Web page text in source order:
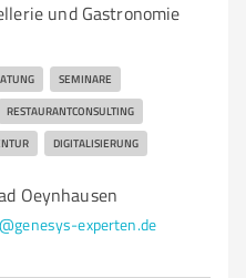
und Gastronomie
SEMINARE
RESTAURANTCONSULTING
DIGITALISIERUNG
Oeynhausen
experten.de